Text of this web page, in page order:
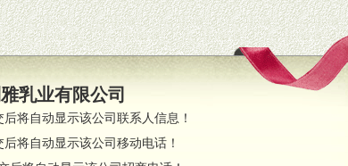
乳业有限公司
将自动显示该公司联系人信息！
将自动显示该公司移动电话！